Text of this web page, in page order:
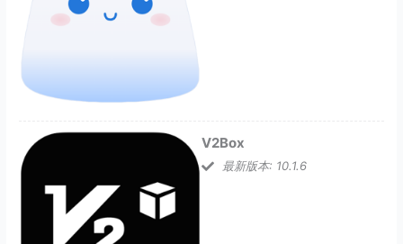
V2Box
最新版本: 10.1.6